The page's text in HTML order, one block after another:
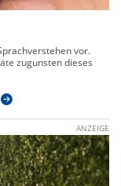
vor.
zugunsten dieses
ANZEIGE